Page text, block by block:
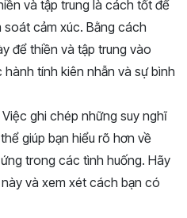
và tập trung là cách tốt để
soát cảm xúc. Bằng cách
để thiền và tập trung vào
tính kiên nhẫn và sự bình
Việc ghi chép những suy nghĩ
giúp bạn hiểu rõ hơn về
trong các tình huống. Hãy
và xem xét cách bạn có